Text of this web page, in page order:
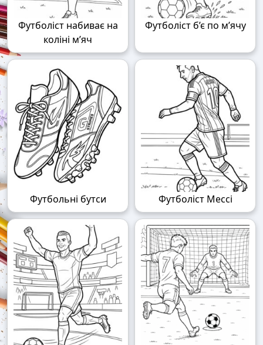
Футболіст набиває на
коліні м’яч
Футболіст б’є по м’ячу
Футбольні бутси Футболіст Мессі